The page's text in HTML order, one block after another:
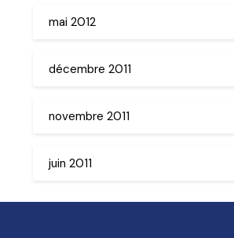
mai 2012
décembre 2011
novembre 2011
juin 2011